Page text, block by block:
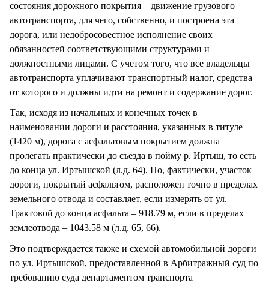
состояния дорожного покрытия – движение грузового
автотранспорта, для чего, собственно, и построена эта
дорога, или недобросовестное исполнение своих
обязанностей соответствующими структурами и
должностными лицами. С учетом того, что все владельцы
автотранспорта уплачивают транспортный налог, средства
от которого и должны идти на ремонт и содержание дорог.
Так, исходя из начальных и конечных точек в
наименовании дороги и расстояния, указанных в титуле
(1420 м), дорога с асфальтовым покрытием должна
пролегать практически до съезда в пойму р. Иртыш, то есть
до конца ул. Иртышской (л.д. 64). Но, фактически, участок
дороги, покрытый асфальтом, расположен точно в пределах
земельного отвода и составляет, если измерять от ул.
Трактовой до конца асфальта – 918.79 м, если в пределах
землеотвода – 1043.58 м (л.д. 65, 66).
Это подтверждается также и схемой автомобильной дороги
по ул. Иртышской, предоставленной в Арбитражный суд по
требованию суда департаментом транспорта